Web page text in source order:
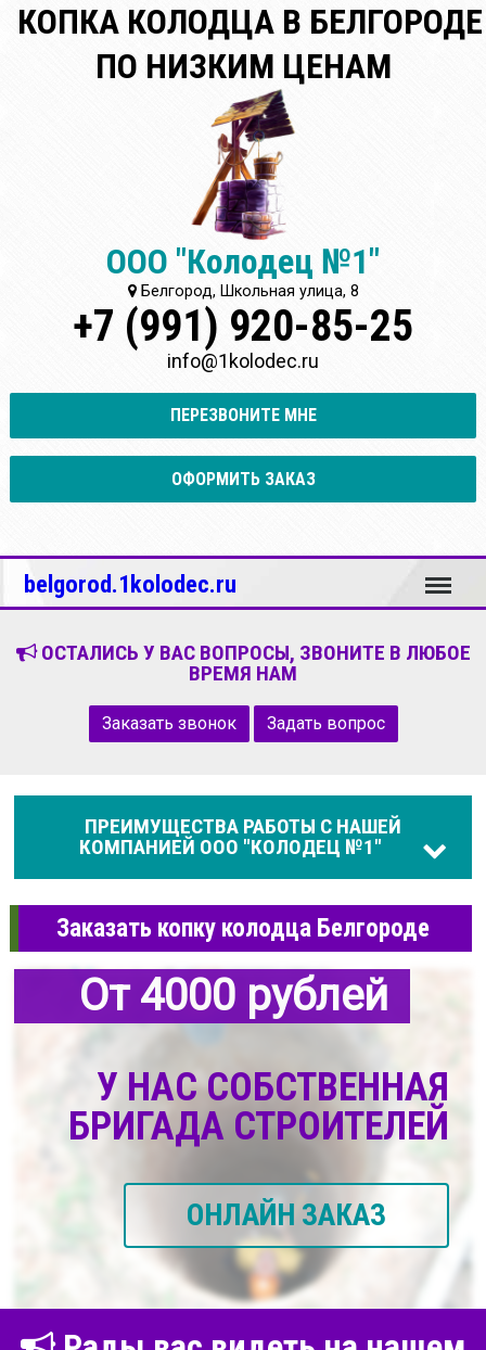
КОПКА КОЛОДЦА В БЕЛГОРОДЕ
ПО НИЗКИМ ЦЕНАМ
ООО "Колодец №1"
Белгород, Школьная улица, 8
+7 (991) 920-85-25
info@1kolodec.ru
ПЕРЕЗВОНИТЕ МНЕ
ОФОРМИТЬ ЗАКАЗ
belgorod.1kolodec.ru Меню
ОСТАЛИСЬ У ВАС ВОПРОСЫ, ЗВОНИТЕ В ЛЮБОЕ
ВРЕМЯ НАМ
Заказать звонок Задать вопрос
ПРЕИМУЩЕСТВА РАБОТЫ С НАШЕЙ
КОМПАНИЕЙ ООО "КОЛОДЕЦ №1"
Заказать копку колодца Белгороде
От 4000 рублей
У НАС СОБСТВЕННАЯ
БРИГАДА СТРОИТЕЛЕЙ
ОНЛАЙН ЗАКАЗ